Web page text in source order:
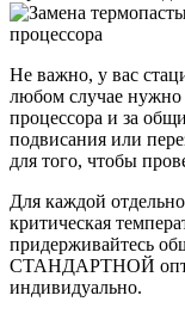
Не важно, у вас
любом случае нужно
процессора и за
подвисания или
для того, чтобы
Для каждой
критическая
придерживайтесь
СТАНДАРТНОЙ
индивидуально.